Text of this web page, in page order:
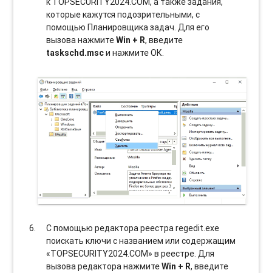
которые кажутся подозрительными, с
помощью Планировщика задач. Для его
вызова нажмитеWin + R, введите
taskschd.mscи нажмите ОК.
С помощью редактора реестра regedit.exe
поискать ключи с названием или содержащим
«TOPSECURITY2024.COM» в реестре. Для
вызова редактора нажмитеWin + R, введите